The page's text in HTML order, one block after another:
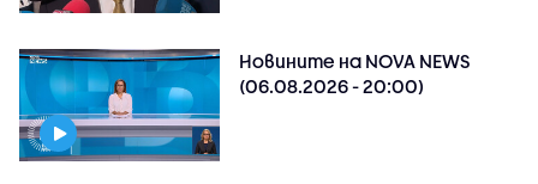
Новините на NOVA NEWS
(06.08.2026 - 20:00)